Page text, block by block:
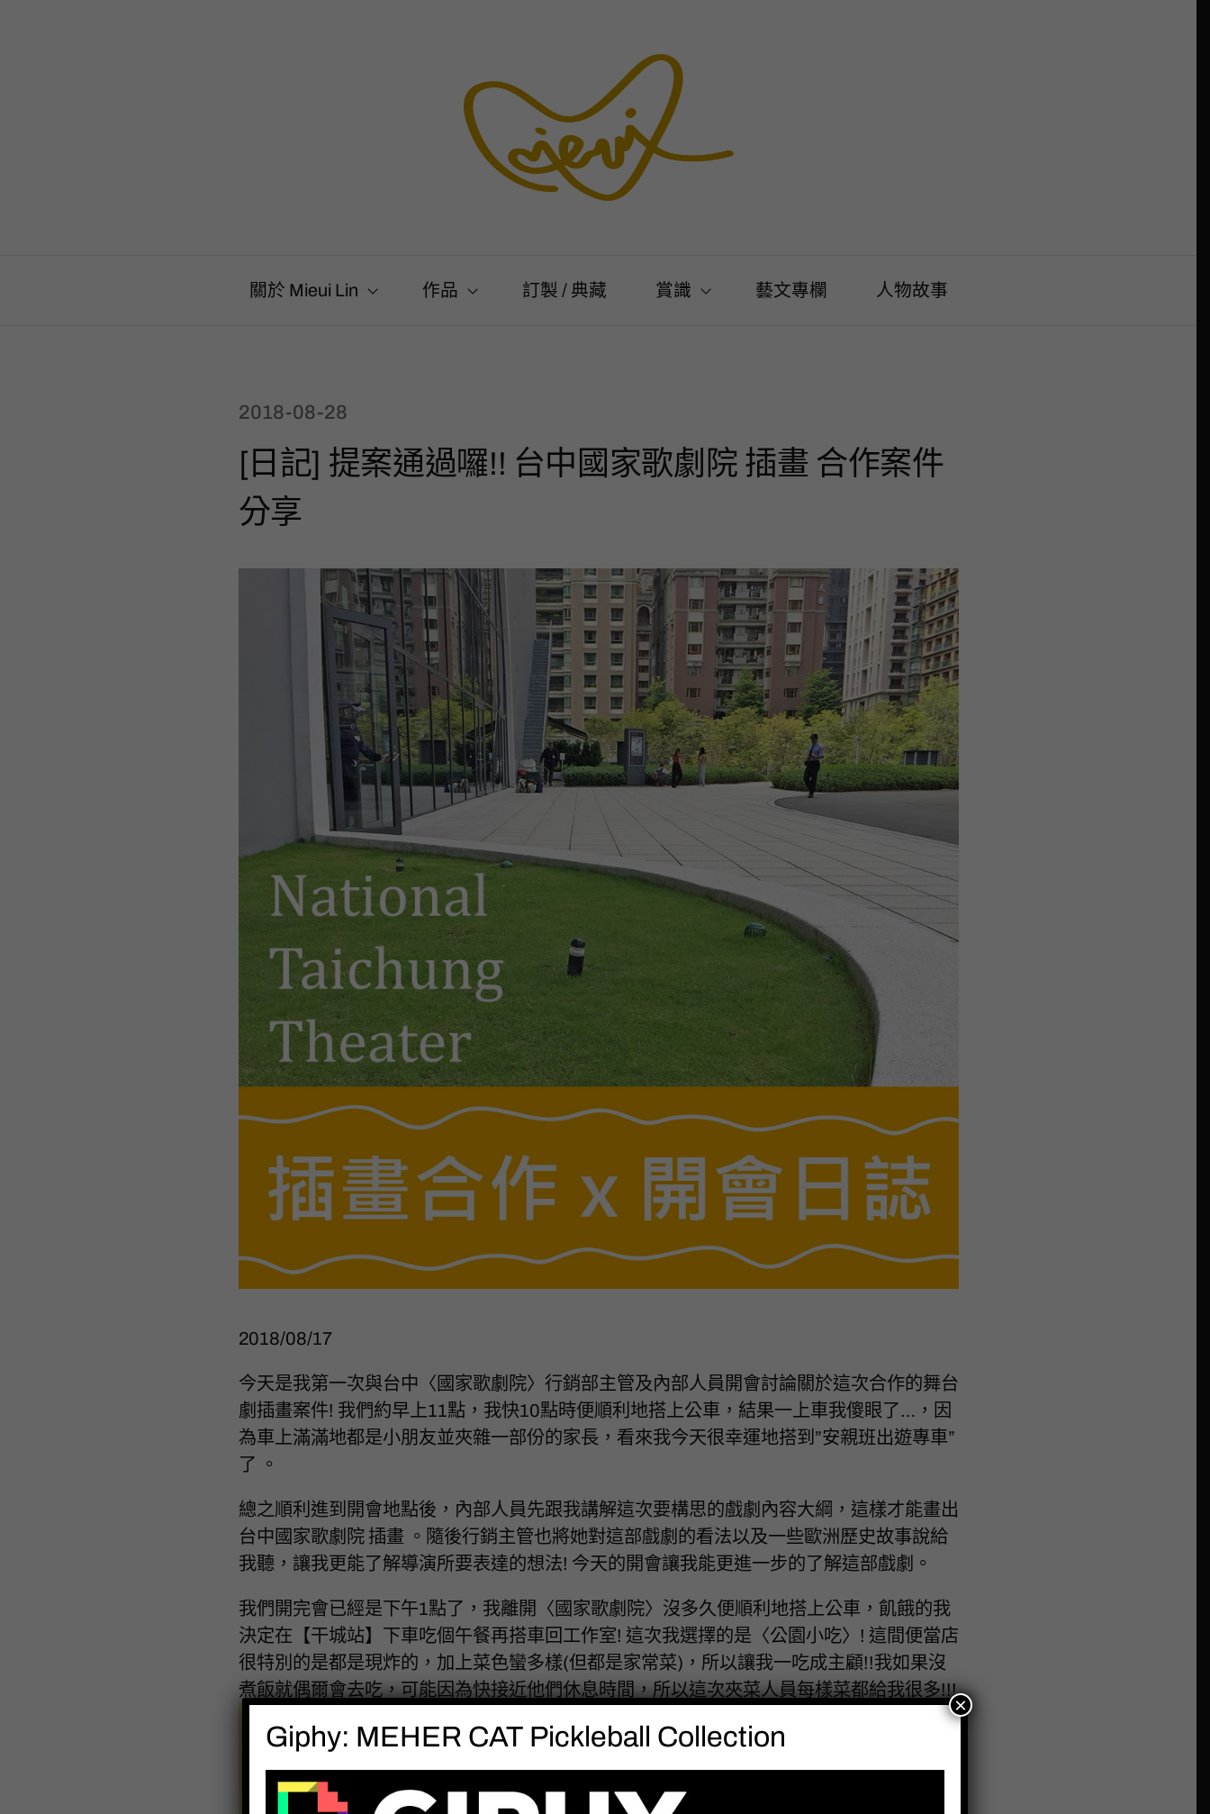
關於 Mieui Lin
作品 訂製 / 典藏 賞識 藝文專欄 人物故事
2018-08-28
[日記] 提案通過囉!! 台中國家歌劇院 插畫 合作案件
分享
2018/08/17
今天是我第一次與台中〈國家歌劇院〉行銷部主管及內部人員開會討論關於這次合作的舞台
劇插畫案件! 我們約早上11點，我快10點時便順利地搭上公車，結果一上車我傻眼了…，因
為車上滿滿地都是小朋友並夾雜一部份的家長，看來我今天很幸運地搭到”安親班出遊專車”
了 。
總之順利進到開會地點後，內部人員先跟我講解這次要構思的戲劇內容大綱，這樣才能畫出
台中國家歌劇院 插畫 。隨後行銷主管也將她對這部戲劇的看法以及一些歐洲歷史故事說給
我聽，讓我更能了解導演所要表達的想法! 今天的開會讓我能更進一步的了解這部戲劇。
我們開完會已經是下午1點了，我離開〈國家歌劇院〉沒多久便順利地搭上公車，飢餓的我
決定在【干城站】下車吃個午餐再搭車回工作室! 這次我選擇的是〈公園小吃〉! 這間便當店
很特別的是都是現炸的，加上菜色蠻多樣(但都是家常菜)，所以讓我一吃成主顧!!我如果沒
煮飯就偶爾會去吃，可能因為快接近他們休息時間，所以這次夾菜人員每樣菜都給我很多!!!
Giphy: MEHER CAT Pickleball Collection
×